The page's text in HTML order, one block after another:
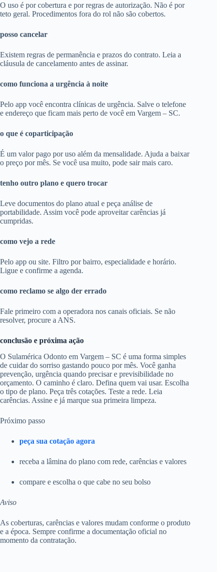
O uso é por cobertura e por regras de autorização. Não é por
teto geral. Procedimentos fora do rol não são cobertos.
posso cancelar
Existem regras de permanência e prazos do contrato. Leia a
cláusula de cancelamento antes de assinar.
como funciona a urgência à noite
Pelo app você encontra clínicas de urgência. Salve o telefone
e endereço que ficam mais perto de você em Vargem – SC.
o que é coparticipação
É um valor pago por uso além da mensalidade. Ajuda a baixar
o preço por mês. Se você usa muito, pode sair mais caro.
tenho outro plano e quero trocar
Leve documentos do plano atual e peça análise de
portabilidade. Assim você pode aproveitar carências já
cumpridas.
como vejo a rede
Pelo app ou site. Filtro por bairro, especialidade e horário.
Ligue e confirme a agenda.
como reclamo se algo der errado
Fale primeiro com a operadora nos canais oficiais. Se não
resolver, procure a ANS.
conclusão e próxima ação
O Sulamérica Odonto em Vargem – SC é uma forma simples
de cuidar do sorriso gastando pouco por mês. Você ganha
prevenção, urgência quando precisar e previsibilidade no
orçamento. O caminho é claro. Defina quem vai usar. Escolha
o tipo de plano. Peça três cotações. Teste a rede. Leia
carências. Assine e já marque sua primeira limpeza.
Próximo passo
peça sua cotação agora
receba a lâmina do plano com rede, carências e valores
compare e escolha o que cabe no seu bolso
Aviso
As coberturas, carências e valores mudam conforme o produto
e a época. Sempre confirme a documentação oficial no
momento da contratação.